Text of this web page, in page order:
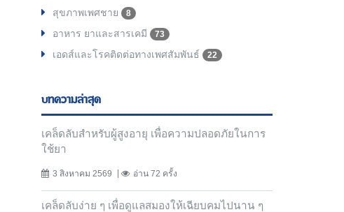
สุขภาพเพศชาย 8
อาหาร ยาและสารเคมี 73
เอดส์และโรคติดต่อทางเพศสัมพันธ์ 22
บทความล่าสุด
เคล็ดลับสำหรับผู้สูงอายุ เพื่อความปลอดภัยในการ
ใช้ยา
3 สิงหาคม 2569 อ่าน 72 ครั้ง
เคล็ดลับง่าย ๆ เพื่อดูแลสมองให้เฉียบคมไปนาน ๆ